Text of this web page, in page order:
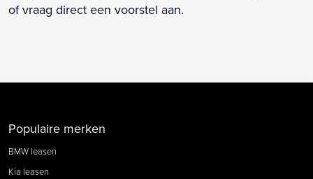
of vraag direct een voorstel aan.
Populaire merken
BMW leasen
Kia leasen